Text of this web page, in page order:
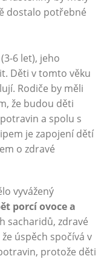
dostalo potřebné
6 let), jeho
Děti v tomto věku
Rodiče by měli
že budou děti
a spolu s
je zapojení dětí
o zdravé
vyvážený
porcí ovoce a
sacharidů, zdravé
úspěch spočívá v
protože děti